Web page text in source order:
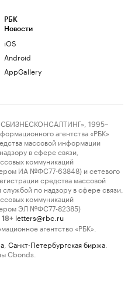
РБК
Новости
iOS
Android
AppGallery
1995–
агентства «РБК»
массовой информации
в сфере связи,
коммуникаций
ИА №ФС77-63848) и сетевого
средства массовой
по надзору в сфере связи,
коммуникаций
ЭЛ №ФС77-82385)
18+ letters@rbc.ru
агентство «РБК».
Санкт-Петербургская биржа
Cbonds.